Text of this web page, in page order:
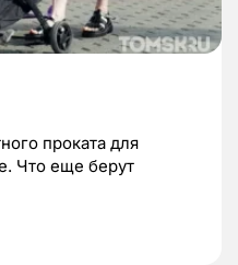
проката для
Что еще берут